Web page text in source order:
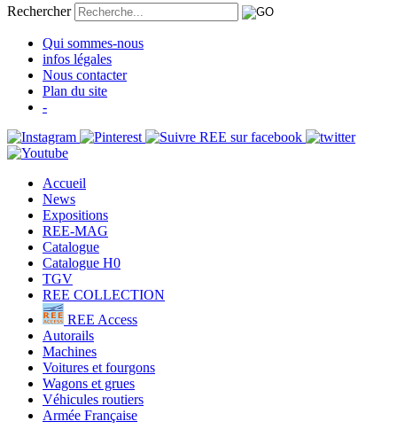
Rechercher
Qui sommes-nous
infos légales
Nous contacter
Plan du site
-
Accueil
News
Expositions
REE-MAG
Catalogue
Catalogue H0
TGV
REE COLLECTION
REE Access
Autorails
Machines
Voitures et fourgons
Wagons et grues
Véhicules routiers
Armée Française